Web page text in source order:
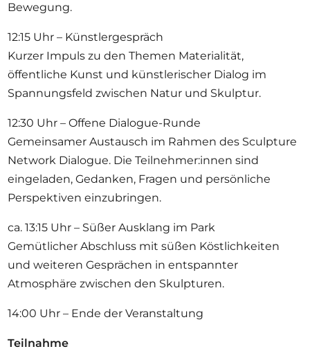
Bewegung.
12:15 Uhr – Künstlergespräch
Kurzer Impuls zu den Themen Materialität,
öffentliche Kunst und künstlerischer Dialog im
Spannungsfeld zwischen Natur und Skulptur.
12:30 Uhr – Offene Dialogue-Runde
Gemeinsamer Austausch im Rahmen des Sculpture
Network Dialogue. Die Teilnehmer:innen sind
eingeladen, Gedanken, Fragen und persönliche
Perspektiven einzubringen.
ca. 13:15 Uhr – Süßer Ausklang im Park
Gemütlicher Abschluss mit süßen Köstlichkeiten
und weiteren Gesprächen in entspannter
Atmosphäre zwischen den Skulpturen.
14:00 Uhr – Ende der Veranstaltung
Teilnahme